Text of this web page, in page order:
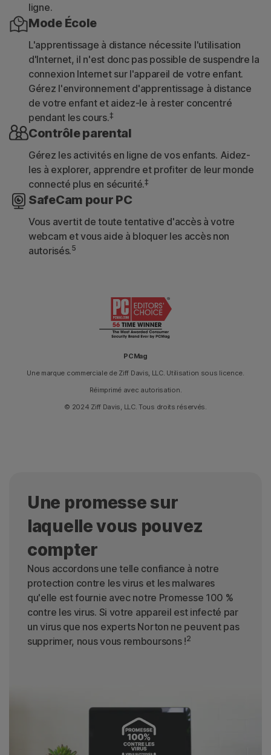
ligne.
Mode École
L'apprentissage à distance nécessite l'utilisation
d'Internet, il n'est donc pas possible de suspendre la
connexion Internet sur l'appareil de votre enfant.
Gérez l'environnement d'apprentissage à distance
de votre enfant et aidez-le à rester concentré
pendant les cours.‡
Contrôle parental
Gérez les activités en ligne de vos enfants. Aidez-
les à explorer, apprendre et profiter de leur monde
connecté plus en sécurité.‡
SafeCam pour PC
Vous avertit de toute tentative d'accès à votre
webcam et vous aide à bloquer les accès non
autorisés.5
PCMag
Une marque commerciale de Ziff Davis, LLC. Utilisation sous licence.
Réimprimé avec autorisation.
© 2024 Ziff Davis, LLC. Tous droits réservés.
Une promesse sur
laquelle vous pouvez
compter
Nous accordons une telle confiance à notre
protection contre les virus et les malwares
qu'elle est fournie avec notre Promesse 100 %
contre les virus. Si votre appareil est infecté par
un virus que nos experts Norton ne peuvent pas
supprimer, nous vous remboursons !2